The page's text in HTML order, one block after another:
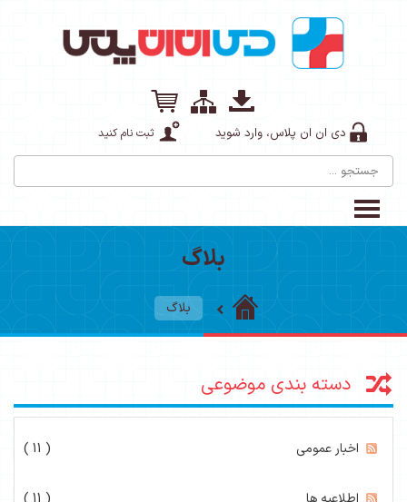
دی ان ان پلاس، وارد شوید ثبت نام کنید
بلاگ
بلاگ
دسته بندی موضوعی
اخبار عمومی ( 11 )